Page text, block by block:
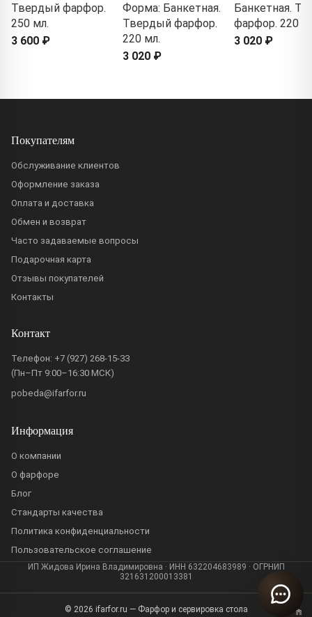
Твердый фарфор.
250 мл.
3 600 ₽
Форма: Банкетная.
Твердый фарфор.
220 мл.
3 020 ₽
Банкетная.
фарфор. 220
3 020 ₽
Покупателям
Обслуживание клиентов
Оформление заказа
Оплата и доставка
Обмен и возврат
Часто задаваемые вопросы
Подарочная карта
Отзывы покупателей
Контакты
Контакт
Телефон: +7 (927) 268-15-33
(Пн–Пт 9:00–16:30 МСК)
pobeda@ifarfor.ru
Информация
О компании
О фарфоре
Блог
Стандарты качества
Политика конфиденциальности
Пользовательское соглашение
ИП Жидова Ирина Владимировна · ИНН 632204683989 · ОГРНИП
321631200013381
© 2026 ifarfor.ru — Фарфор и сервировка стола